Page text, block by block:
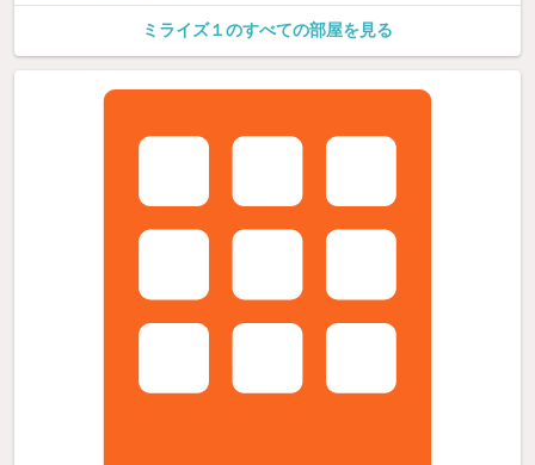
ミライズ１のすべての部屋を見る